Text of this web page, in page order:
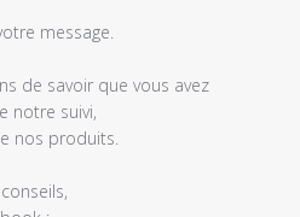
message.
de savoir que vous avez
notre suivi,
nos produits.